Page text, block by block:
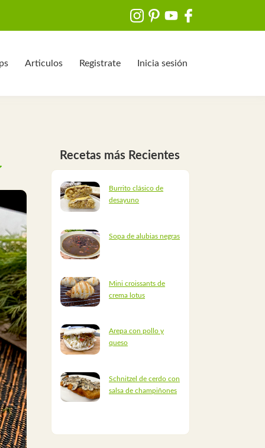
Articulos Registrate Inicia sesión
Recetas más Recientes
Burrito clásico de
desayuno
Sopa de alubias negras
Mini croissants de
crema lotus
Arepa con pollo y
queso
Schnitzel de cerdo con
salsa de champiñones